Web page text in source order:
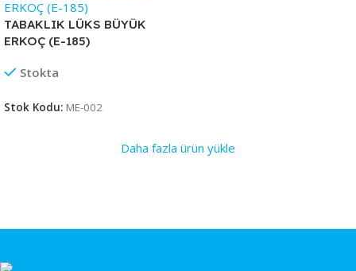
TABAKLIK LÜKS BÜYÜK
ERKOÇ (E-185)
Stokta
Stok Kodu: ME-002
Daha fazla ürün yükle